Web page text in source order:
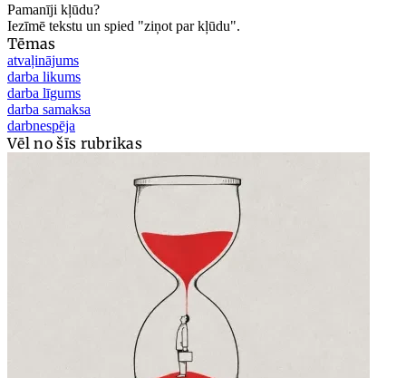
Pamanīji kļūdu?
Iezīmē tekstu un spied "ziņot par kļūdu".
Tēmas
atvaļinājums
darba likums
darba līgums
darba samaksa
darbnespēja
Vēl no šīs rubrikas